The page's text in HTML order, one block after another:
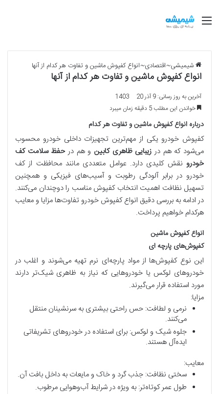
منو
شیمیشی~اقتصادی~انواع کفپوش ماشین و تفاوت هر کدام از آنها
انواع کفپوش ماشین و تفاوت هر کدام از آنها
آخرین به روز رسانی: 9 آذر 1403
20
خواندن این مطلب 5 دقیقه زمان میبرد
درباره انواع کفپوش ماشین و تفاوت هر کدام
کفپوش خودرو یکی از مهم‌ترین تجهیزات داخلی خودرو محسوب
می‌شود که هم در زیبایی ظاهری کابین و هم درحفظ سلامت کف
خودرو نقش کلیدی دارد. عوامل متعددی مانند محافظت از کف
خودرو در برابر آلودگی رطوبت و آسیب‌های فیزیکی و همچنین
تسهیل نظافت اهمیت انتخاب کفپوش مناسب را دوچندان می‌کنند.
در ادامه به بررسی دقیق انواع کفپوش خودرو تفاوت‌ها مزایا و معایب
هرکدام خواهیم پرداخت.
انواع کفپوش ماشین
کفپوش‌های پارچه ای
این نوع کفپوش‌ها از مواد پارچه‌ای نرم تهیه می‌شوند و اغلب در
خودروهای لوکس یا خودروهایی که نیاز به ظاهری شیک‌تر دارند
مورد استفاده قرار می‌گیرند.
مزایا:
نرمی و لطافت: حس راحتی بیشتری به سرنشینان منتقل
می‌کنند.
جلوه شیک و لوکس: برای استفاده در خودروهای تشریفاتی
ایده‌آل هستند.
معایب:
سختی نظافت: جذب گرد و خاک و مایعات به داخل بافت آن.
طول عمر کوتاه‌تر: به ویژه در شرایط آب‌وهوایی مرطوب.